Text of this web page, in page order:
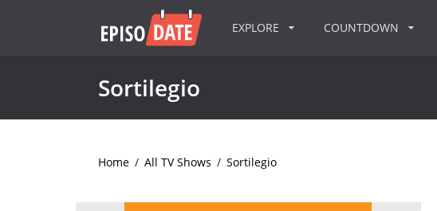
EXPLORE COUNTDOWN
Sortilegio
Home / All TV Shows / Sortilegio